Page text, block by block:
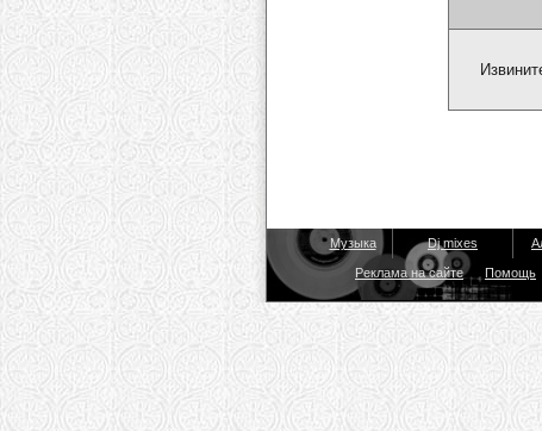
Музыка Dj mixes
Реклама на сайте Помощь